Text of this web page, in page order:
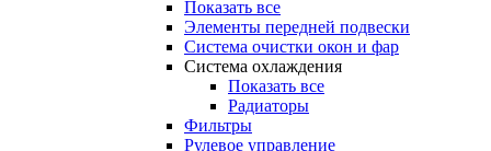
Показать все
Элементы передней подвески
Система очистки окон и фар
Система охлаждения
Показать все
Радиаторы
Фильтры
Рулевое управление